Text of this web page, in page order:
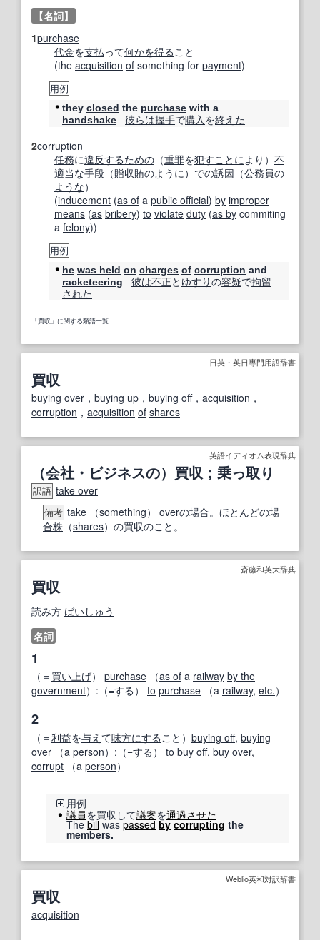
【名詞】
1purchase
代金を支払って何かを得る こと
(the acquisition of something for payment)
用例
they closed the purchase with a
handshake
彼らは握手で購入 を終えた
2corruption
任務に違反するための （重罪を犯すことに より） 不
適当な手段 （贈収賄のように ）での誘因 （公務員の
ような）
(inducement (as of a public official) by improper
means (as bribery) to violate duty (as by commiting
a felony))
用例
he was held on charges of corruption and
racketeering
彼は不正と ゆすりの容疑で拘留
された
「買収」に関する類語一覧
日英・英日専門用語辞書
買収
buying over ， buying up ， buying off， acquisition ，
corruption ， acquisition of shares
英語イディオム表現辞典
（会社・ビジネスの）買収；乗っ取り
訳語 take over
備考 take （something） overの場合。 ほとんどの場
合株 （shares）の買収のこと。
斎藤和英大辞典
買収
読み方 ばいしゅう
名詞
1
（＝ 買い上げ） purchase （as of a railway by the
government）:（=する） to purchase （a railway, etc.）
2
（＝利益を与え て味方にする こと） buying off, buying
over （a person）:（=する） to buy off, buy over,
corrupt （a person）
用例
議員を買収して議案を通過させた
Thebillwaspassed by corrupting the
members.
Weblio英和対訳辞書
買収
acquisition